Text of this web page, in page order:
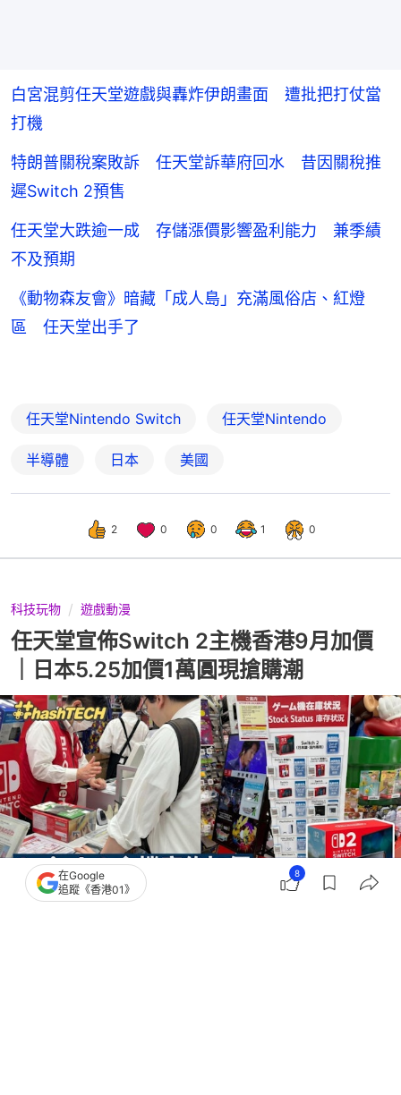
白宮混剪任天堂遊戲與轟炸伊朗畫面 遭批把打仗當
打機
特朗普關稅案敗訴 任天堂訴華府回水 昔因關稅推
遲Switch 2預售
任天堂大跌逾一成 存儲漲價影響盈利能力 兼季績
不及預期
《動物森友會》暗藏「成人島」充滿風俗店、紅燈
區 任天堂出手了
任天堂Nintendo Switch 任天堂Nintendo
半導體 日本 美國
2 0 0 1 0
科技玩物 遊戲動漫
任天堂宣佈Switch 2主機香港9月加價
｜日本5.25加價1萬圓現搶購潮
在Google
追蹤《香港01》
8